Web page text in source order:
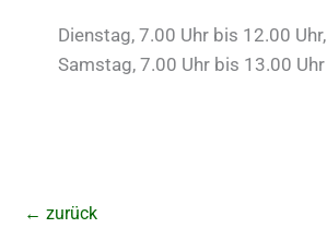
Dienstag, 7.00 Uhr bis 12.00 Uhr,
Samstag, 7.00 Uhr bis 13.00 Uhr
← zurück